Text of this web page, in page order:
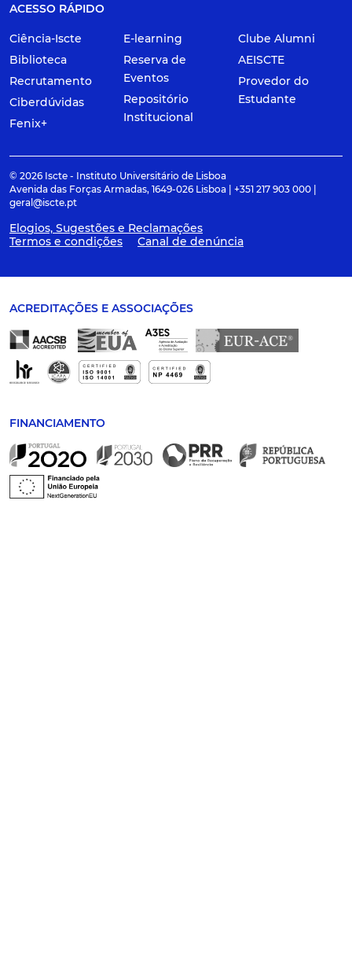
ACESSO RÁPIDO
Ciência-Iscte
Biblioteca
Recrutamento
Ciberdúvidas
Fenix+
E-learning
Reserva de
Eventos
Repositório
Institucional
Clube Alumni
AEISCTE
Provedor do
Estudante
© 2026 Iscte - Instituto Universitário de Lisboa
Avenida das Forças Armadas, 1649-026 Lisboa | +351 217 903 000 |
geral@iscte.pt
Elogios, Sugestões e Reclamações
Termos e condições
Canal de denúncia
ACREDITAÇÕES E ASSOCIAÇÕES
FINANCIAMENTO